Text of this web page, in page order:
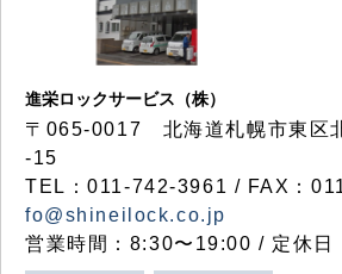
進栄ロックサービス（株）
〒065-0017 北海道札幌市東区
-15
TEL：011-742-3961 / FAX：
fo@shineilock.co.jp
営業時間：8:30〜19:00 / 定休日